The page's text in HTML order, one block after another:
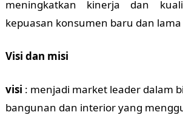
meningkatkan kinerja dan
kepuasan konsumen baru dan
Visi dan misi
visi : menjadi market leader dalam
bangunan dan interior yang